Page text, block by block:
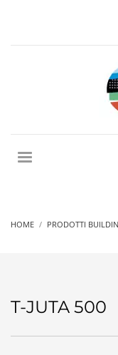
HOME PRODOTTI
T-JUTA 500